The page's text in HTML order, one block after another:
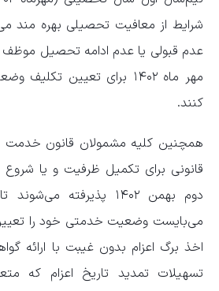
شرایط از معافیت تحصیلی بهره مند
عدم قبولی یا عدم ادامه تحصیل موظف
مهر ماه ۱۴۰۲ برای تعیین
کنند.
همچنین کلیه مشمولان قانون خدمت
قانونی برای تکمیل ظرفیت و یا
می‌بایست وضعیت خدمتی خود را
اخذ برگ اعزام بدون غیبت با ارائه
تسهیلات تمدید تاریخ اعزام که